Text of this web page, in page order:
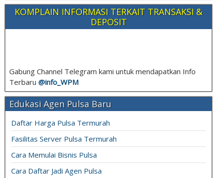
KOMPLAIN INFORMASI TERKAIT TRANSAKSI &
DEPOSIT
Gabung Channel Telegram kami untuk mendapatkan Info
Terbaru @info_ WPM
Edukasi Agen Pulsa Baru
Daftar Harga Pulsa Termurah
Fasilitas Server Pulsa Termurah
Cara Memulai Bisnis Pulsa
Cara Daftar Jadi Agen Pulsa